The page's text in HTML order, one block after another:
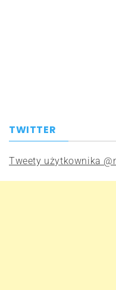
TWITTER
Tweety użytkownika